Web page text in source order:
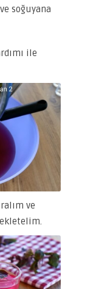
soğuyana
ile
ve